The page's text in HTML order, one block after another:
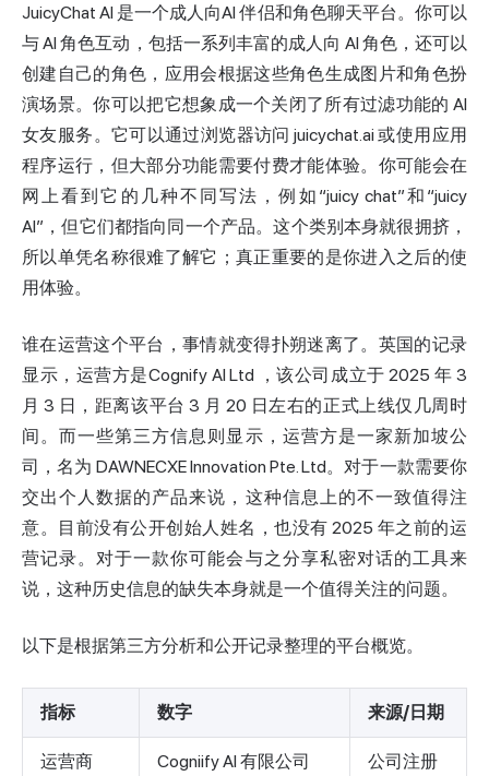
JuicyChat AI 是一个成人向AI 伴侣和角色聊天平台。你可以
与 AI 角色互动，包括一系列丰富的成人向 AI 角色，还可以
创建自己的角色，应用会根据这些角色生成图片和角色扮
演场景。你可以把它想象成一个关闭了所有过滤功能的 AI
女友服务。它可以通过浏览器访问 juicychat.ai 或使用应用
程序运行，但大部分功能需要付费才能体验。你可能会在
网上看到它的几种不同写法，例如“juicy chat”和“juicy
AI”，但它们都指向同一个产品。这个类别本身就很拥挤，
所以单凭名称很难了解它；真正重要的是你进入之后的使
用体验。
谁在运营这个平台，事情就变得扑朔迷离了。英国的记录
显示，运营方是Cognify AI Ltd ，该公司成立于 2025 年 3
月 3 日，距离该平台 3 月 20 日左右的正式上线仅几周时
间。而一些第三方信息则显示，运营方是一家新加坡公
司，名为 DAWNECXE Innovation Pte. Ltd。对于一款需要你
交出个人数据的产品来说，这种信息上的不一致值得注
意。目前没有公开创始人姓名，也没有 2025 年之前的运
营记录。对于一款你可能会与之分享私密对话的工具来
说，这种历史信息的缺失本身就是一个值得关注的问题。
以下是根据第三方分析和公开记录整理的平台概览。
指标 数字 来源/日期
运营商
Cogniify AI 有限公司
公司注册